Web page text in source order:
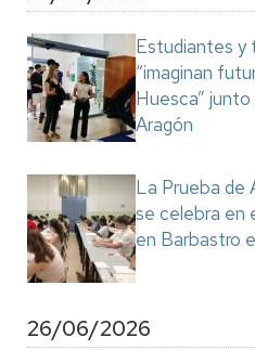
Estudiantes y
“imaginan
Huesca”
Aragón
La Prueba de
se celebra en
en Barbastro
26/06/2026